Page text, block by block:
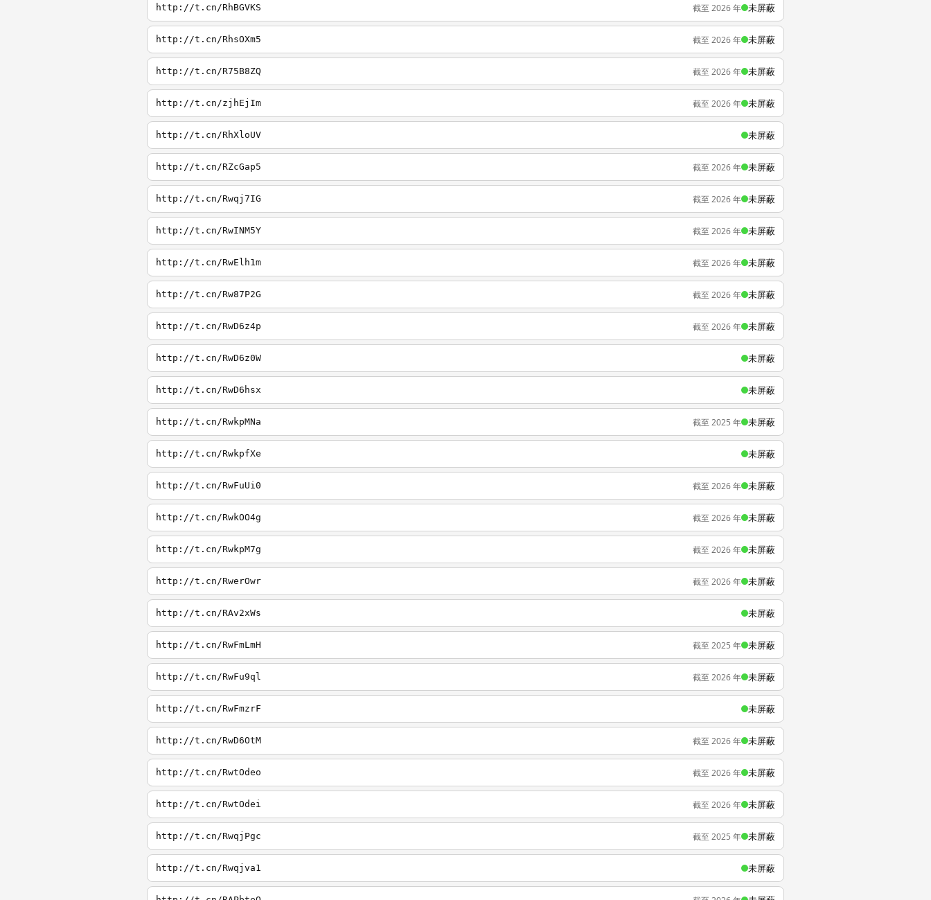
http://t.cn/RhBGVKS 截至 2026 年 未屏蔽
http://t.cn/RhsOXm5 截至 2026 年 未屏蔽
http://t.cn/R75B8ZQ 截至 2026 年 未屏蔽
http://t.cn/zjhEjIm 截至 2026 年 未屏蔽
http://t.cn/RhXloUV 未屏蔽
http://t.cn/RZcGap5 截至 2026 年 未屏蔽
http://t.cn/Rwqj7IG 截至 2026 年 未屏蔽
http://t.cn/RwINM5Y 截至 2026 年 未屏蔽
http://t.cn/RwElh1m 截至 2026 年 未屏蔽
http://t.cn/Rw87P2G 截至 2026 年 未屏蔽
http://t.cn/RwD6z4p 截至 2026 年 未屏蔽
http://t.cn/RwD6z0W 未屏蔽
http://t.cn/RwD6hsx 未屏蔽
http://t.cn/RwkpMNa 截至 2025 年 未屏蔽
http://t.cn/RwkpfXe 未屏蔽
http://t.cn/RwFuUi0 截至 2026 年 未屏蔽
http://t.cn/RwkOO4g 截至 2026 年 未屏蔽
http://t.cn/RwkpM7g 截至 2026 年 未屏蔽
http://t.cn/RwerOwr 截至 2026 年 未屏蔽
http://t.cn/RAv2xWs 未屏蔽
http://t.cn/RwFmLmH 截至 2025 年 未屏蔽
http://t.cn/RwFu9ql 截至 2026 年 未屏蔽
http://t.cn/RwFmzrF 未屏蔽
http://t.cn/RwD6OtM 截至 2026 年 未屏蔽
http://t.cn/RwtOdeo 截至 2026 年 未屏蔽
http://t.cn/RwtOdei 截至 2026 年 未屏蔽
http://t.cn/RwqjPgc 截至 2025 年 未屏蔽
http://t.cn/Rwqjva1 未屏蔽